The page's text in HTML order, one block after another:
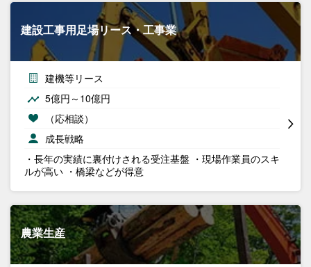
建設工事用足場リース・工事業
建機等リース
5億円～10億円
（応相談）
成長戦略
・長年の実績に裏付けされる受注基盤 ・現場作業員のスキ
ルが高い ・橋梁などが得意
農業生産